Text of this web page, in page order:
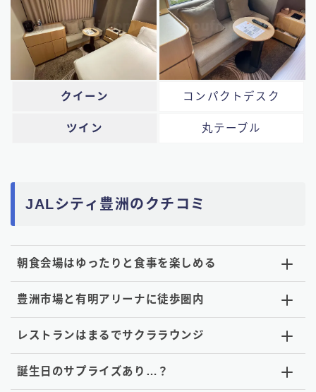
クイーン コンパクトデスク
ツイン 丸テーブル
JALシティ豊洲のクチコミ
朝食会場はゆったりと食事を楽しめる
豊洲市場と有明アリーナに徒歩圏内
レストランはまるでサクララウンジ
誕生日のサプライズあり…？